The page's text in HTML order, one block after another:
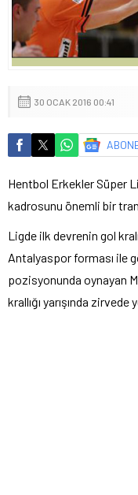
30 OCAK 2016 00:41
Hentbol Erkekler Süper
kadrosunu önemli bir
Ligde ilk devrenin gol
Antalyaspor forması ile
pozisyonunda oynayan
krallığı yarışında zirvede